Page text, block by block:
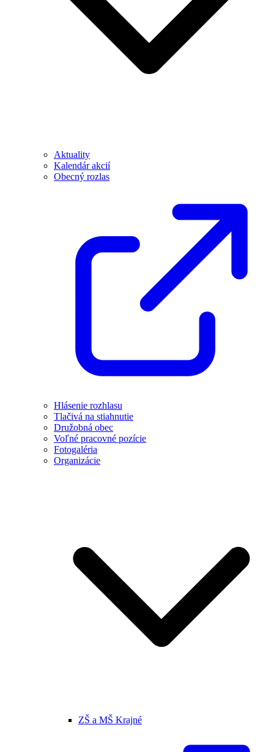
Aktuality
Kalendár akcií
Obecný rozlas
Hlásenie rozhlasu
Tlačivá na stiahnutie
Družobná obec
Voľné pracovné pozície
Fotogaléria
Organizácie
ZŠ a MŠ Krajné